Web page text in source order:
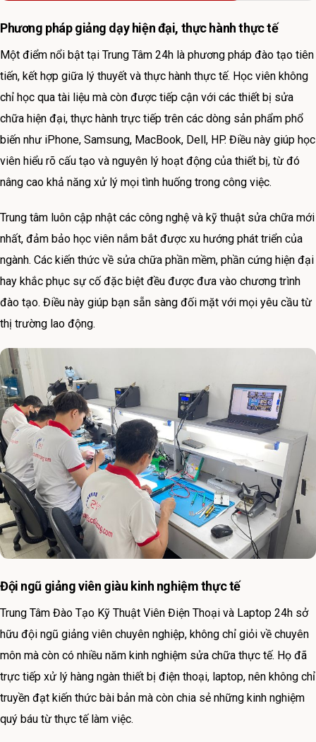
Phương pháp giảng dạy hiện đại, thực hành thực tế
Một điểm nổi bật tại Trung Tâm 24h là phương pháp đào tạo tiên
tiến, kết hợp giữa lý thuyết và thực hành thực tế. Học viên không
chỉ học qua tài liệu mà còn được tiếp cận với các thiết bị sửa
chữa hiện đại, thực hành trực tiếp trên các dòng sản phẩm phổ
biến như iPhone, Samsung, MacBook, Dell, HP. Điều này giúp học
viên hiểu rõ cấu tạo và nguyên lý hoạt động của thiết bị, từ đó
nâng cao khả năng xử lý mọi tình huống trong công việc.
Trung tâm luôn cập nhật các công nghệ và kỹ thuật sửa chữa mới
nhất, đảm bảo học viên nắm bắt được xu hướng phát triển của
ngành. Các kiến thức về sửa chữa phần mềm, phần cứng hiện đại
hay khắc phục sự cố đặc biệt đều được đưa vào chương trình
đào tạo. Điều này giúp bạn sẵn sàng đối mặt với mọi yêu cầu từ
thị trường lao động.
Đội ngũ giảng viên giàu kinh nghiệm thực tế
Trung Tâm Đào Tạo Kỹ Thuật Viên Điện Thoại và Laptop 24h sở
hữu đội ngũ giảng viên chuyên nghiệp, không chỉ giỏi về chuyên
môn mà còn có nhiều năm kinh nghiệm sửa chữa thực tế. Họ đã
trực tiếp xử lý hàng ngàn thiết bị điện thoại, laptop, nên không chỉ
truyền đạt kiến thức bài bản mà còn chia sẻ những kinh nghiệm
quý báu từ thực tế làm việc.